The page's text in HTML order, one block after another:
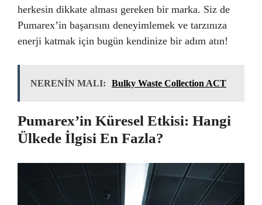
herkesin dikkate alması gereken bir marka. Siz de
Pumarex’in başarısını deneyimlemek ve tarzınıza
enerji katmak için bugün kendinize bir adım atın!
NERENİN MALI: Bulky Waste Collection ACT
Pumarex’in Küresel Etkisi: Hangi
Ülkede İlgisi En Fazla?